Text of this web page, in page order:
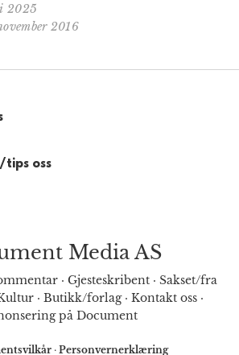
2025
2016
oss
Media AS
· Gjesteskribent · Sakset/fra
· Butikk/forlag· Kontakt oss·
på Document
· Personvernerklæring